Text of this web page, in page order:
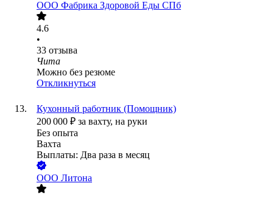
ООО Фабрика Здоровой Еды СПб
4.6
•
33 отзыва
Чита
Можно без резюме
Откликнуться
Кухонный работник (Помощник)
200 000 ₽ за вахту, на руки
Без опыта
Вахта
Выплаты: Два раза в месяц
ООО Литона